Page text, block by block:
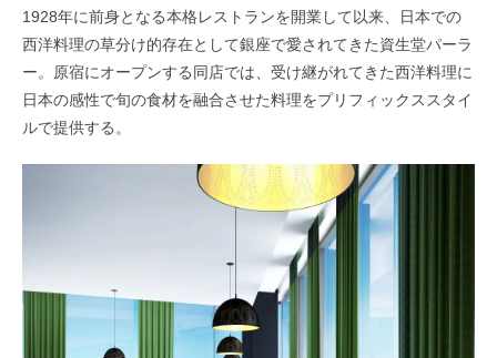
1928年に前身となる本格レストランを開業して以来、日本での
西洋料理の草分け的存在として銀座で愛されてきた資生堂パーラ
ー。原宿にオープンする同店では、受け継がれてきた西洋料理に
日本の感性で旬の食材を融合させた料理をプリフィックススタイ
ルで提供する。